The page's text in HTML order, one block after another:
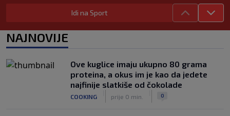
Lara Gut-Behrami završila karijeru:
Predsjednik FIFA-e ne odustaje od
svojih planova: Otkriveno šta je
ponudio Marokancima za podršku
NOGOMET prije 2 h
Idi na Sport
NAJNOVIJE
Ove kuglice imaju ukupno 80 grama
proteina, a okus im je kao da jedete
najfinije slatkiše od čokolade
COOKING prije 0 min. 0